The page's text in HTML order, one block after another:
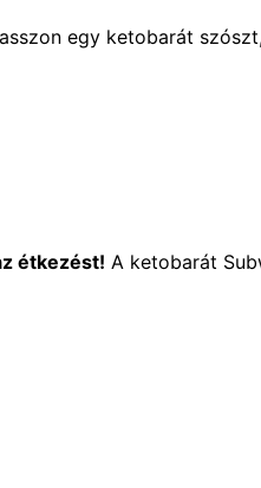
egy ketobarát
étkezést! A ketobarát